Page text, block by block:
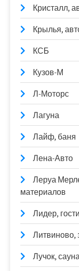
Кристалл,
Крылья,
КСБ
Кузов-М
Л-Моторс
Лагуна
Лайф, баня
Лена-Авто
Леруа
материалов
Лидер,
Литвиново,
Лучок,